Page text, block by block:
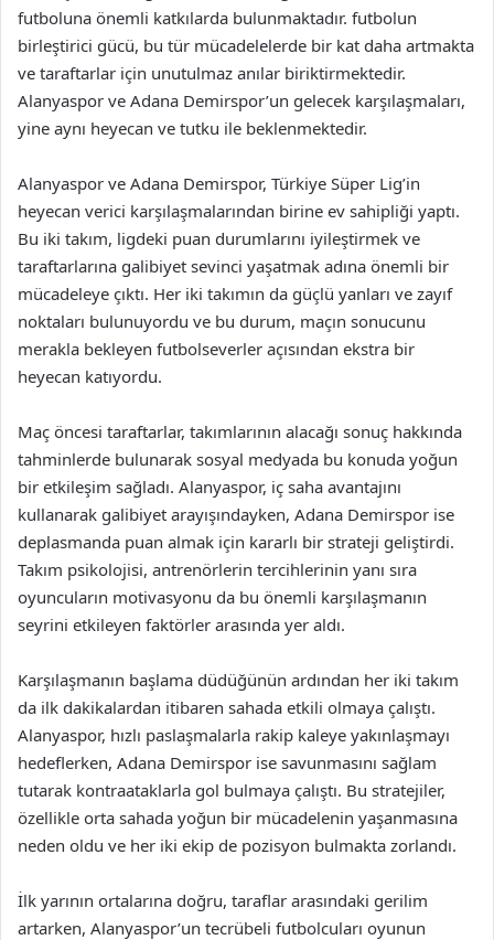
futboluna önemli katkılarda bulunmaktadır. futbolun
birleştirici gücü, bu tür mücadelelerde bir kat daha artmakta
ve taraftarlar için unutulmaz anılar biriktirmektedir.
Alanyaspor ve Adana Demirspor’un gelecek karşılaşmaları,
yine aynı heyecan ve tutku ile beklenmektedir.
Alanyaspor ve Adana Demirspor, Türkiye Süper Lig’in
heyecan verici karşılaşmalarından birine ev sahipliği yaptı.
Bu iki takım, ligdeki puan durumlarını iyileştirmek ve
taraftarlarına galibiyet sevinci yaşatmak adına önemli bir
mücadeleye çıktı. Her iki takımın da güçlü yanları ve zayıf
noktaları bulunuyordu ve bu durum, maçın sonucunu
merakla bekleyen futbolseverler açısından ekstra bir
heyecan katıyordu.
Maç öncesi taraftarlar, takımlarının alacağı sonuç hakkında
tahminlerde bulunarak sosyal medyada bu konuda yoğun
bir etkileşim sağladı. Alanyaspor, iç saha avantajını
kullanarak galibiyet arayışındayken, Adana Demirspor ise
deplasmanda puan almak için kararlı bir strateji geliştirdi.
Takım psikolojisi, antrenörlerin tercihlerinin yanı sıra
oyuncuların motivasyonu da bu önemli karşılaşmanın
seyrini etkileyen faktörler arasında yer aldı.
Karşılaşmanın başlama düdüğünün ardından her iki takım
da ilk dakikalardan itibaren sahada etkili olmaya çalıştı.
Alanyaspor, hızlı paslaşmalarla rakip kaleye yakınlaşmayı
hedeflerken, Adana Demirspor ise savunmasını sağlam
tutarak kontraataklarla gol bulmaya çalıştı. Bu stratejiler,
özellikle orta sahada yoğun bir mücadelenin yaşanmasına
neden oldu ve her iki ekip de pozisyon bulmakta zorlandı.
İlk yarının ortalarına doğru, taraflar arasındaki gerilim
artarken, Alanyaspor’un tecrübeli futbolcuları oyunun